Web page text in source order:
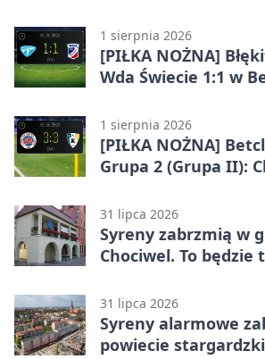
1 sierpnia 2026
[PIŁKA NOŻNA]
Wda Świecie 1:1 w
1 sierpnia 2026
[PIŁKA NOŻNA]
Grupa 2 (Grupa II):
Stargard 3:3
31 lipca 2026
Syreny zabrzmią w
Chociwel. To
31 lipca 2026
Syreny alarmowe
powiecie